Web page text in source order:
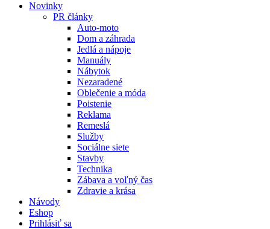
Novinky
PR články
Auto-moto
Dom a záhrada
Jedlá a nápoje
Manuály
Nábytok
Nezaradené
Oblečenie a móda
Poistenie
Reklama
Remeslá
Služby
Sociálne siete
Stavby
Technika
Zábava a voľný čas
Zdravie a krása
Návody
Eshop
Prihlásiť sa